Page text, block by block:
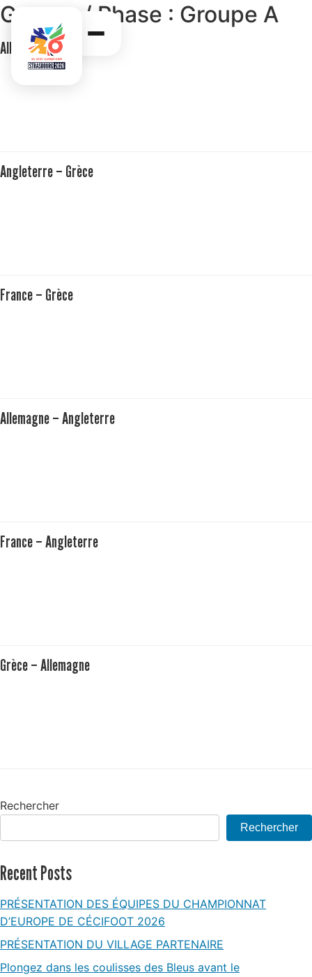
Groupe / Phase : Groupe A
Allemagne – France
Angleterre – Grèce
France – Grèce
Allemagne – Angleterre
France – Angleterre
Grèce – Allemagne
Rechercher
Rechercher
Recent Posts
PRÉSENTATION DES ÉQUIPES DU CHAMPIONNAT
D’EUROPE DE CÉCIFOOT 2026
PRÉSENTATION DU VILLAGE PARTENAIRE
Plongez dans les coulisses des Bleus avant le